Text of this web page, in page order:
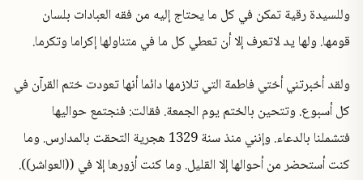
وللسيدة رقية تمكن في كل ما يحتاج إليه من فقه العبادات بلسان
قومها. ولها يد لاتعرف إلا أن تعطي كل ما في متناولها إكراما وتكرما.
ولقد أخبرتني أختي فاطمة التي تلازمها دائما أنها تعودت ختم القرآن في
كل أسبوع. وتتحين بالختم يوم الجمعة. فقالت: فنجتمع حواليها
فتشملنا بالدعاء. وإنني منذ سنة 1329 هجرية التحقت بالمدارس. وما
كنت أستحضر من أحوالها إلا القليل. وما كنت أزورها إلا في ((العواشر)).